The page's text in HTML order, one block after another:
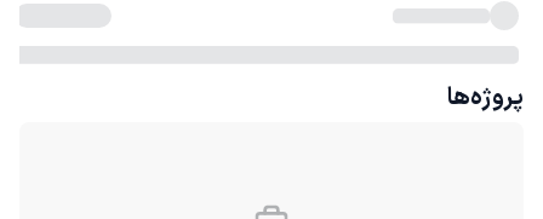
پروژه‌ها